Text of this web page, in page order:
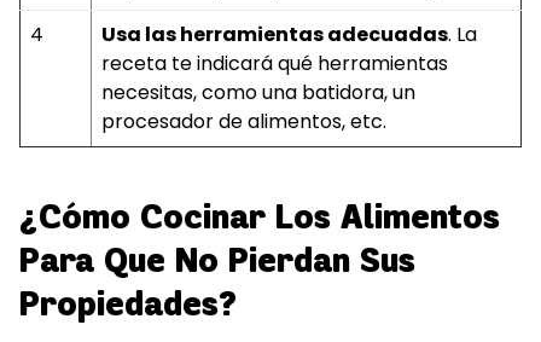
4
Usa las herramientas adecuadas. La
receta te indicará qué herramientas
necesitas, como una batidora, un
procesador de alimentos, etc.
¿Cómo Cocinar Los Alimentos
Para Que No Pierdan Sus
Propiedades?